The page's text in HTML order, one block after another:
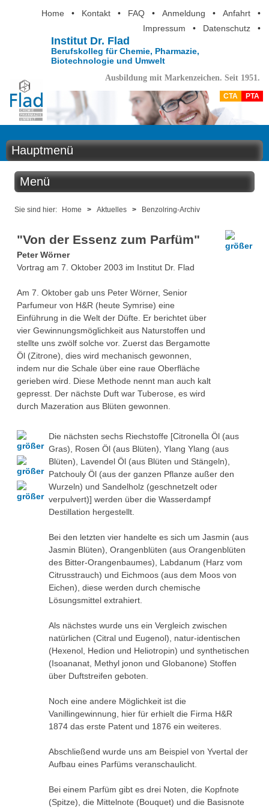
Home • Kontakt • FAQ • Anmeldung • Anfahrt
•
Impressum
• Datenschutz •
Institut Dr. Flad
Berufskolleg für Chemie, Pharmazie,
Biotechnologie und Umwelt
Ausbildung mit Markenzeichen. Seit 1951.
CTA PTA
Hauptmenü
Home
Berufsinformation
Über uns
Besonderheiten
Projekte
Eduthek
Menü
Aktuelles
Benzolring online
Der Institutskalender
QM-Zertifizierung nach SGB III / AZAV
Preisrätsel
Unsere Linktipps
Pressearchiv
Benzolring-Archiv
Sie sind hier: Home > Aktuelles > Benzolring-Archiv
"Von der Essenz zum Parfüm"
Peter Wörner
Vortrag am 7. Oktober 2003 im Institut Dr. Flad
Am 7. Oktober gab uns Peter Wörner, Senior
Parfumeur von H&R (heute Symrise) eine
Einführung in die Welt der Düfte. Er berichtet über
vier Gewinnungsmöglichkeit aus Naturstoffen und
stellte uns zwölf solche vor. Zuerst das Bergamotte
Öl (Zitrone), dies wird mechanisch gewonnen,
indem nur die Schale über eine raue Oberfläche
gerieben wird. Diese Methode nennt man auch kalt
gepresst. Der nächste Duft war Tuberose, es wird
durch Mazeration aus Blüten gewonnen.
Die nächsten sechs Riechstoffe [Citronella Öl (aus
Gras), Rosen Öl (aus Blüten), Ylang Ylang (aus
Blüten), Lavendel Öl (aus Blüten und Stängeln),
Patchouly Öl (aus der ganzen Pflanze außer den
Wurzeln) und Sandelholz (geschnetzelt oder
verpulvert)] werden über die Wasserdampf
Destillation hergestellt.
Bei den letzten vier handelte es sich um Jasmin (aus
Jasmin Blüten), Orangenblüten (aus Orangenblüten
des Bitter-Orangenbaumes), Labdanum (Harz vom
Citrusstrauch) und Eichmoos (aus dem Moos von
Eichen), diese werden durch chemische
Lösungsmittel extrahiert.
Als nächstes wurde uns ein Vergleich zwischen
natürlichen (Citral und Eugenol), natur-identischen
(Hexenol, Hedion und Heliotropin) und synthetischen
(Isoananat, Methyl jonon und Globanone) Stoffen
über Duftstreifen geboten.
Noch eine andere Möglichkeit ist die
Vanillingewinnung, hier für erhielt die Firma H&R
1874 das erste Patent und 1876 ein weiteres.
Abschließend wurde uns am Beispiel von Yvertal der
Aufbau eines Parfüms veranschaulicht.
Bei einem Parfüm gibt es drei Noten, die Kopfnote
(Spitze), die Mittelnote (Bouquet) und die Basisnote